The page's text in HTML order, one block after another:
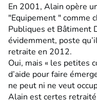
En 2001, Alain opère
"Equipement " comme
Publiques et Bâtiment
évidemment, poste
retraite en 2012.
Oui, mais « les petites
d’aide pour faire
ne peut ni ne veut
Alain est certes